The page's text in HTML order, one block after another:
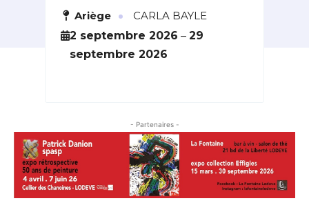
Ariège ·
CARLA BAYLE
2 septembre 2026 –29
septembre 2026
- Partenaires -